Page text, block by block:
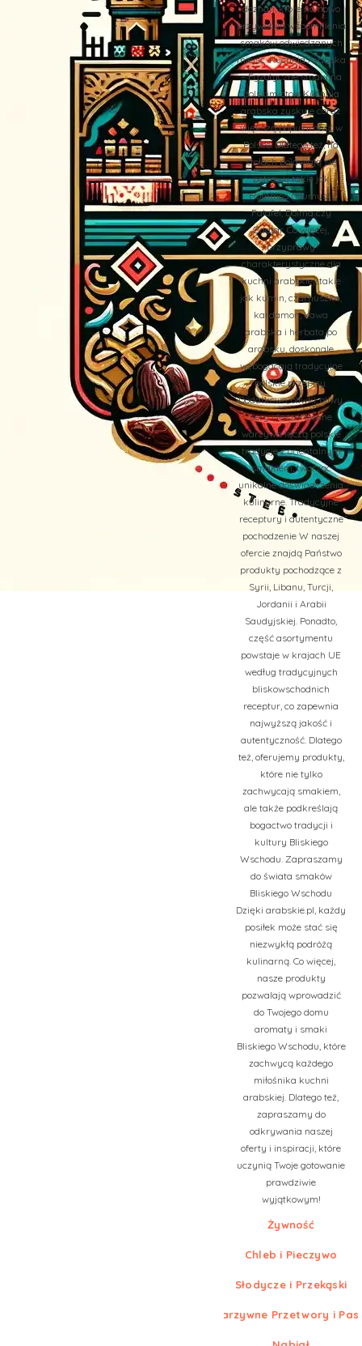
doznań, które na nowo
przywołują wspomnienia
smaków odwiedzanych
miejsc. Kuchnia Arabska
– Egzotyczne smaki na
polskim stole Kuchnia
arabska zyskuje coraz
większą popularność w
Polsce. Dlatego też, na
stołach pojawiają się
potrawy takie jak
Hommos (Humus),
Falafel, Dolma czy
Zaatar. Co więcej,
przyprawy
charakterystyczne dla
kuchni arabskiej, takie
jak kumin, czarnuszka,
kardamon, kawa
arabska i herbata po
arabsku, doskonale
wzbogacają tradycyjne
polskie przepisy.
Dodatkowo, oliwki, oliwy,
sery i faszerowane
warzywa łączą polskie
tradycje z orientalnym
smakiem, tworząc
unikalne doświadczenia
kulinarne. Tradycyjne
receptury i autentyczne
pochodzenie W naszej
ofercie znajdą Państwo
produkty pochodzące z
Syrii, Libanu, Turcji,
Jordanii i Arabii
Saudyjskiej. Ponadto,
część asortymentu
powstaje w krajach UE
według tradycyjnych
bliskowschodnich
receptur, co zapewnia
najwyższą jakość i
autentyczność. Dlatego
też, oferujemy produkty,
które nie tylko
zachwycają smakiem,
ale także podkreślają
bogactwo tradycji i
kultury Bliskiego
Wschodu. Zapraszamy
do świata smaków
Bliskiego Wschodu
Dzięki arabskie.pl, każdy
posiłek może stać się
niezwykłą podróżą
kulinarną. Co więcej,
nasze produkty
pozwalają wprowadzić
do Twojego domu
aromaty i smaki
Bliskiego Wschodu, które
zachwycą każdego
miłośnika kuchni
arabskiej. Dlatego też,
zapraszamy do
odkrywania naszej
oferty i inspiracji, które
uczynią Twoje gotowanie
prawdziwie
wyjątkowym!
Żywność
Chleb i Pieczywo
Słodycze i Przekąski
Warzywne Przetwory i